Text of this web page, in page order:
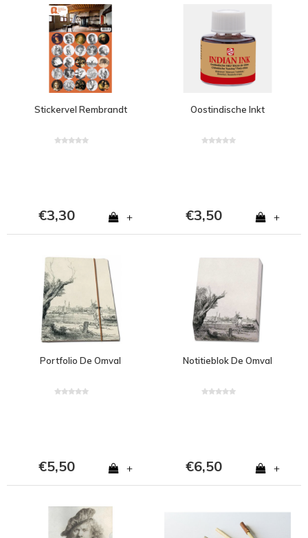
Stickervel Rembrandt
€3,30 +
Oostindische Inkt
€3,50 +
Portfolio De Omval
€5,50 +
Notitieblok De Omval
€6,50 +